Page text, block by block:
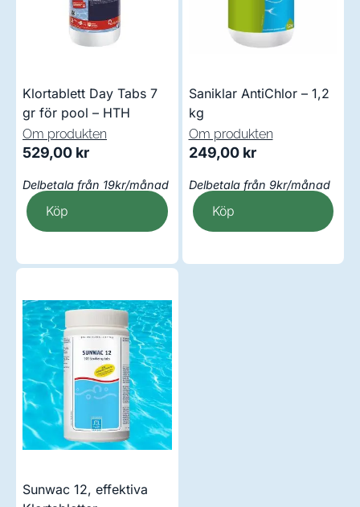
Klortablett Day Tabs 7
gr för pool – HTH
Om produkten
529,00 kr
Delbetala från 19kr/månad
Köp
Saniklar AntiChlor – 1,2
kg
Om produkten
249,00 kr
Delbetala från 9kr/månad
Köp
Sunwac 12, effektiva